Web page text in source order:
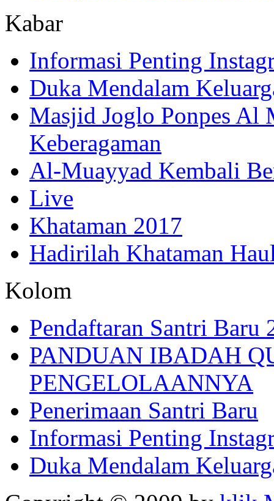
Kabar
Informasi Penting
Duka Mendalam
Masjid Joglo Ponpes Al
Keberagaman
Al-Muayyad Kembali
Live
Khataman 2017
Hadirilah Khataman
Kolom
Pendaftaran Santri Baru
PANDUAN IBADAH
PENGELOLAANNYA
Penerimaan Santri Baru
Informasi Penting
Duka Mendalam